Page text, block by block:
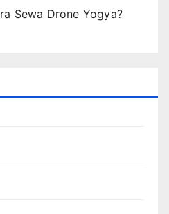
Sewa Drone Yogya?